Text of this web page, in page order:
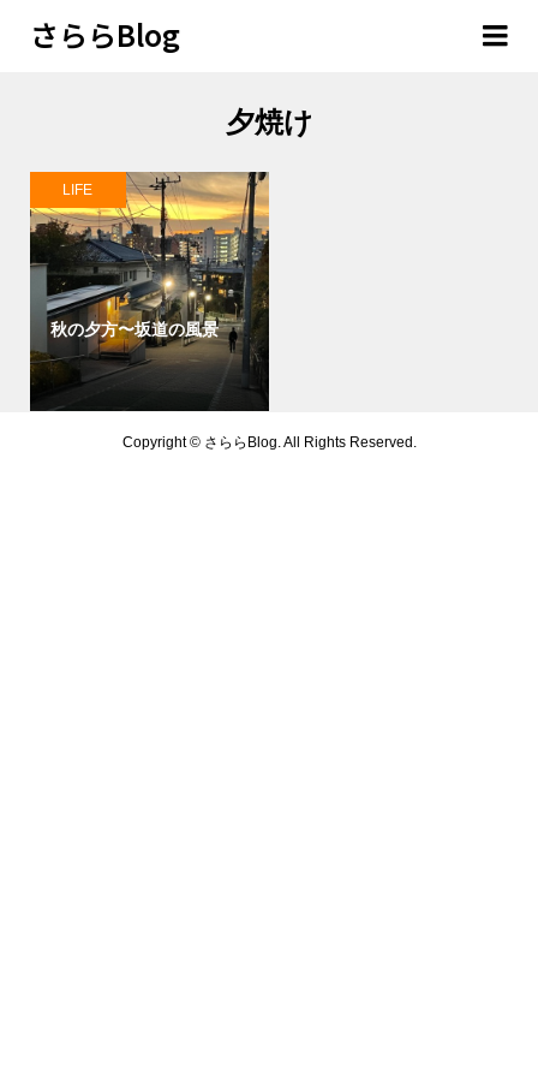
さららBlog
夕焼け
秋の夕方〜坂道の風景
LIFE
Copyright ©さららBlog. All Rights Reserved.